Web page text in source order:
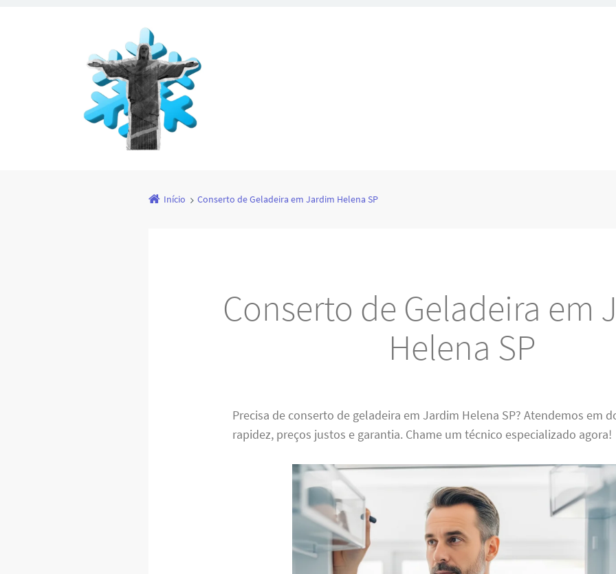
Início Conserto de Geladeira em Jardim Helena SP
Conserto de Geladeira em
Helena SP
Precisa de conserto de geladeira em Jardim Helena SP? Atendemos em
rapidez, preços justos e garantia. Chame um técnico especializado agora!